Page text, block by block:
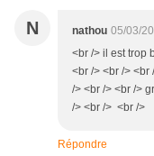
N nathou 05/03/
<br /> il est trop
<br /> <br /> <br
/> <br /> <br />
/> <br /> <br />
Répondre